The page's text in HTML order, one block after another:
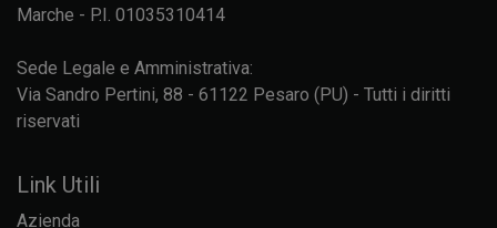
Marche - P.I. 01035310414
Sede Legale e Amministrativa:
Via Sandro Pertini, 88 - 61122 Pesaro (PU) - Tutti i diritti
riservati
Link Utili
Azienda